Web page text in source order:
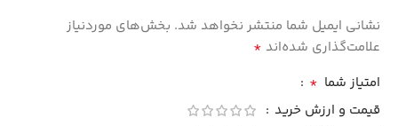
نشانی ایمیل شما منتشر نخواهد شد. بخش‌های موردنیاز
علامت‌گذاری شده‌اند *
امتیاز شما *
قیمت و ارزش خرید